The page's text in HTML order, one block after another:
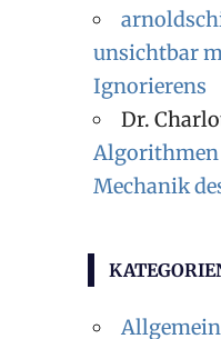
unsichtbar
Ignorierens
Dr.
Algorithmen
Mechanik
Allgemein